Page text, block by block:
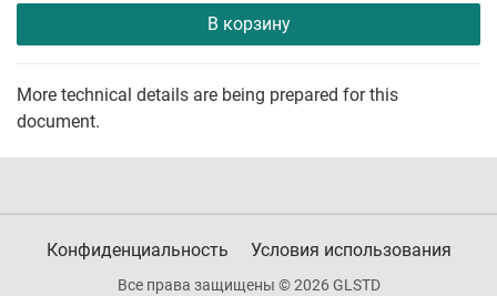
В корзину
More technical details are being prepared for this
document.
Конфиденциальность Условия использования
Все права защищены © 2026 GLSTD